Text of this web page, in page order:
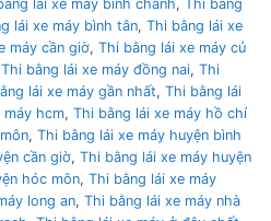
lái xe máy bình chánh,
Thi bằng
lái xe máy bình tân, Thi bằng lái xe
máy cần giờ, Thi bằng lái xe máy củ
Thi bằng lái xe máy đồng nai, Thi
lái xe máy gần nhất, Thi bằng lái
máy hcm, Thi bằng lái xe máy hồ chí
, Thi bằng lái xe máy huyện bình
cần giờ, Thi bằng lái xe máy huyện
hóc môn, Thi bằng lái xe máy
long an, Thi bằng lái xe máy nhà